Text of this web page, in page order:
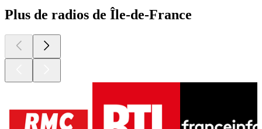
Plus de radios de Île-de-France